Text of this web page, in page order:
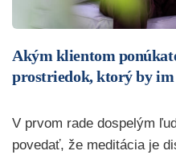
Akým klientom
prostriedok, ktorý by
V prvom rade dospelým
povedať, že meditácia je